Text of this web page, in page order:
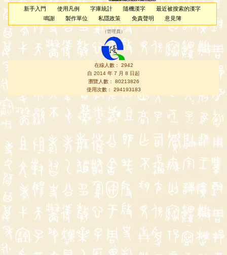
新手入門 使用凡例 字庫統計 隨機漢字
最近被搜索的漢字
鳴謝
製作單位 私隱政策 免責聲明 意見簿
（管理員 ）
在線人數： 2942
自 2014 年 7 月 8 日起
瀏覽人數： 80213826
使用次數： 294193183